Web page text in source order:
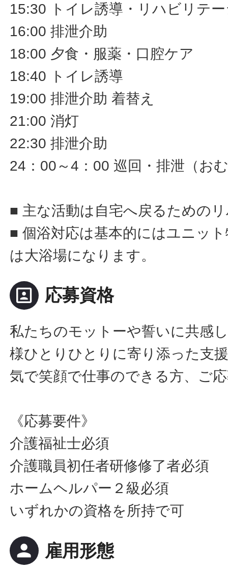
15:30 トイレ誘導・リハビリテ
16:00 排泄介助
18:00 夕食・服薬・口腔ケア
18:40 トイレ誘導
19:00 排泄介助 着替え
21:00 消灯
22:30 排泄介助
24：00～4：00 巡回・排泄（お
■ 主な活動は自宅へ戻るための
■ 個浴対応は基本的にはユニッ
は大浴場になります。
portrait 応募資格
私たちのモットーや誓いに共感
様ひとりひとりに寄り添った支
気で笑顔で仕事のできる方、ご
《応募要件》
介護福祉士必須
介護職員初任者研修修了者必須
ホームヘルパー２級必須
いずれかの資格を所持で可
person 雇用形態